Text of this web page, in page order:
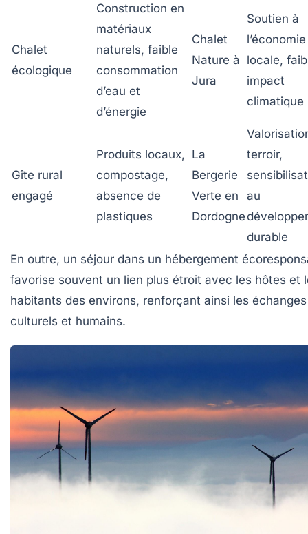
Chalet
écologique
Construction en
matériaux
naturels, faible
consommation
d’eau et
d’énergie
Chalet
Nature à
Jura
Soutien à
l’économie
locale,
impact
climatique
Gîte rural
engagé
Produits locaux,
compostage,
absence de
plastiques
La
Bergerie
Verte en
Dordogne
terroir,
au
durable
En outre, un séjour dans un hébergement
favorise souvent un lien plus étroit avec les hôtes et
habitants des environs, renforçant ainsi les échanges
culturels et humains.